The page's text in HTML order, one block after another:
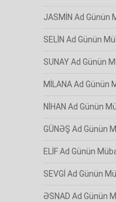
JASMİN Ad Günün
SELİN Ad Günün
SUNAY Ad Günün
MİLANA Ad Günün
NİHAN Ad Günün
GÜNƏŞ Ad Günün
ELİF Ad Günün
SEVGİ Ad Günün
ƏSNAD Ad Günün